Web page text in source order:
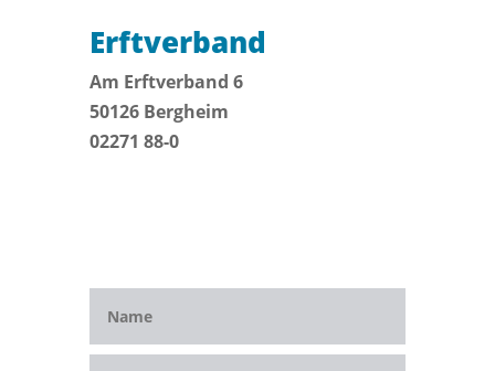
Erftverband
Am Erftverband 6
50126 Bergheim
02271 88-0